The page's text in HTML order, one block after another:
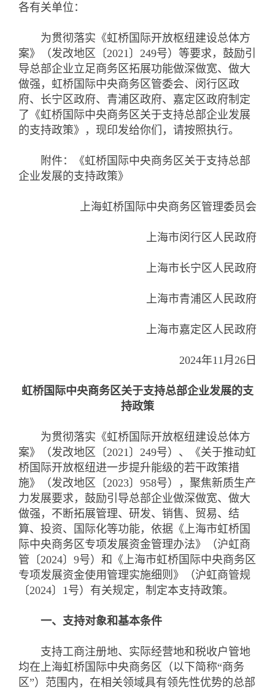
各有关单位：
为贯彻落实《虹桥国际开放枢纽建设总体方
案》（发改地区〔2021〕249号）等要求，鼓励引
导总部企业立足商务区拓展功能做深做宽、做大
做强，虹桥国际中央商务区管委会、闵行区政
府、长宁区政府、青浦区政府、嘉定区政府制定
了《虹桥国际中央商务区关于支持总部企业发展
的支持政策》，现印发给你们，请按照执行。
附件：《虹桥国际中央商务区关于支持总部
企业发展的支持政策》
上海虹桥国际中央商务区管理委员会
上海市闵行区人民政府
上海市长宁区人民政府
上海市青浦区人民政府
上海市嘉定区人民政府
2024年11月26日
虹桥国际中央商务区关于支持总部企业发展的支
持政策
为贯彻落实《虹桥国际开放枢纽建设总体方
案》（发改地区〔2021〕249号）、《关于推动虹
桥国际开放枢纽进一步提升能级的若干政策措
施》（发改地区〔2023〕958号），聚焦新质生产
力发展要求，鼓励引导总部企业做深做宽、做大
做强，不断拓展管理、研发、销售、贸易、结
算、投资、国际化等功能，依据《上海市虹桥国
际中央商务区专项发展资金管理办法》（沪虹商
管〔2024〕9号）和《上海市虹桥国际中央商务区
专项发展资金使用管理实施细则》（沪虹商管规
〔2024〕1号）有关规定，制定本支持政策。
一、支持对象和基本条件
支持工商注册地、实际经营地和税收户管地
均在上海虹桥国际中央商务区（以下简称“商务
区”）范围内，在相关领域具有领先性优势的总部